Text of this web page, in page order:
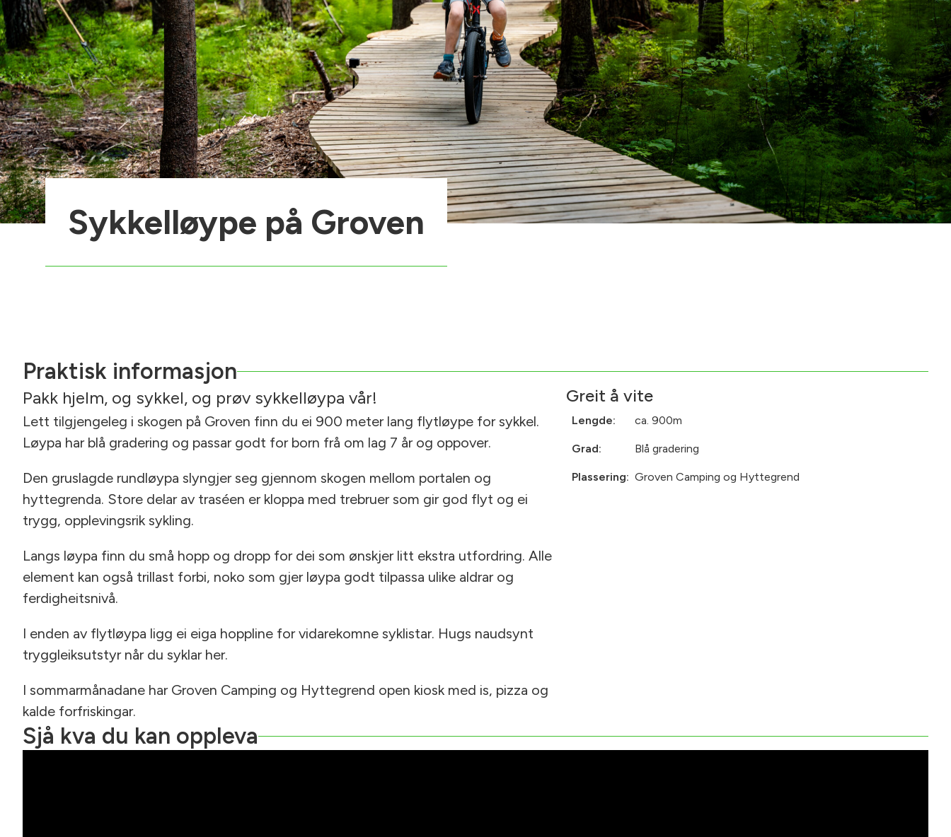
Sykkelløype på Groven
Praktisk informasjon
Pakk hjelm, og sykkel, og prøv sykkelløypa vår!
Lett tilgjengeleg i skogen på Groven finn du ei 900 meter lang flytløype for sykkel.
Løypa har blå gradering og passar godt for born frå om lag 7 år og oppover.
Den gruslagde rundløypa slyngjer seg gjennom skogen mellom portalen og
hyttegrenda. Store delar av traséen er kloppa med trebruer som gir god flyt og ei
trygg, opplevingsrik sykling.
Langs løypa finn du små hopp og dropp for dei som ønskjer litt ekstra utfordring. Alle
element kan også trillast forbi, noko som gjer løypa godt tilpassa ulike aldrar og
ferdigheitsnivå.
I enden av flytløypa ligg ei eiga hoppline for vidarekomne syklistar. Hugs naudsynt
tryggleiksutstyr når du syklar her.
I sommarmånadane har Groven Camping og Hyttegrend open kiosk med is, pizza og
kalde forfriskingar.
Greit å vite
Lengde: ca. 900m
Grad: Blå gradering
Plassering: Groven Camping og Hyttegrend
Sjå kva du kan oppleva